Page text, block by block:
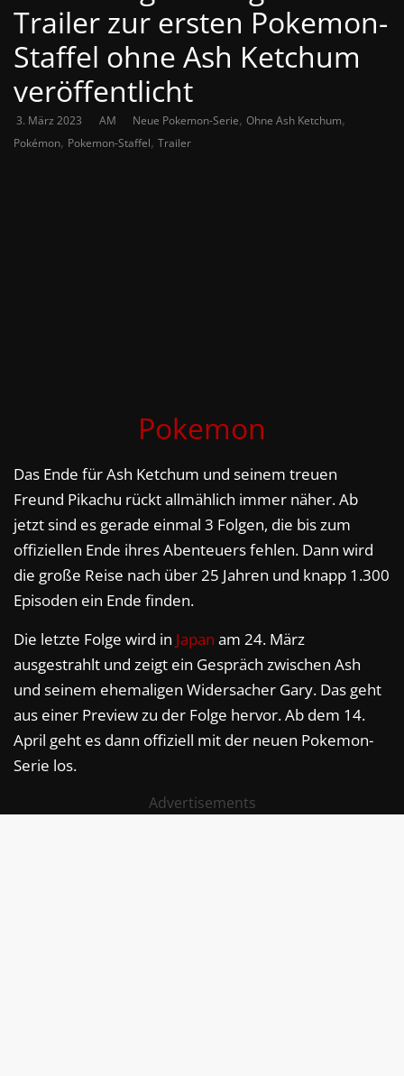
Trailer zur ersten Pokemon-
Staffel ohne Ash Ketchum
veröffentlicht
3. März 2023 AM Neue Pokemon-Serie, Ohne Ash Ketchum,
Pokémon, Pokemon-Staffel, Trailer
Pokemon
Das Ende für Ash Ketchum und seinem treuen
Freund Pikachu rückt allmählich immer näher. Ab
jetzt sind es gerade einmal 3 Folgen, die bis zum
offiziellen Ende ihres Abenteuers fehlen. Dann wird
die große Reise nach über 25 Jahren und knapp 1.300
Episoden ein Ende finden.
Die letzte Folge wird in Japan am 24. März
ausgestrahlt und zeigt ein Gespräch zwischen Ash
und seinem ehemaligen Widersacher Gary. Das geht
aus einer Preview zu der Folge hervor. Ab dem 14.
April geht es dann offiziell mit der neuen Pokemon-
Serie los.
Advertisements